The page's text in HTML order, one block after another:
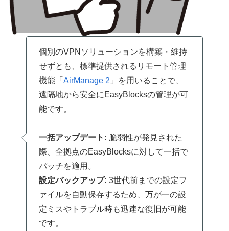
個別のVPNソリューションを構築・維持
せずとも、標準提供されるリモート管理
機能「AirManage 2 」を用いることで、
遠隔地から安全にEasyBlocksの管理が可
能です。
一括アップデート: 脆弱性が発見された
際、全拠点のEasyBlocksに対して一括で
パッチを適用。
設定バックアップ: 3世代前までの設定フ
ァイルを自動保存するため、万が一の設
定ミスやトラブル時も迅速な復旧が可能
です。